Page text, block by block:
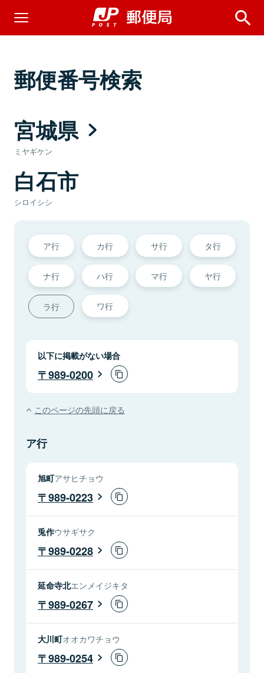
郵便番号検索
宮城県
ミヤギケン
白石市
シロイシシ
ア行 カ行 サ行 タ行
ナ行 ハ行 マ行 ヤ行
ラ行 ワ行
以下に掲載がない場合
989-0200
このページの先頭に戻る
ア行
旭町アサヒチョウ
989-0223
兎作ウサギサク
989-0228
延命寺北エンメイジキタ
989-0267
大川町オオカワチョウ
989-0254